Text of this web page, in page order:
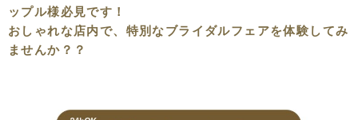
ップル様必見です！
おしゃれな店内で、特別なブライダルフェアを体験してみ
ませんか？？